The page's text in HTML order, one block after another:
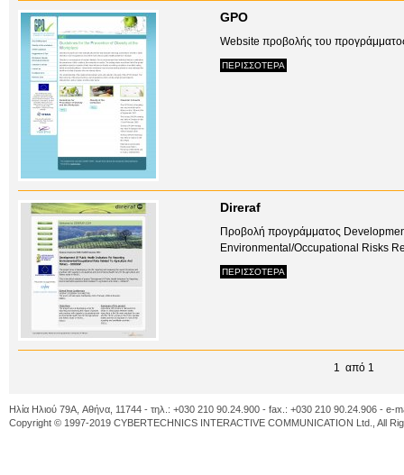
GPO
Website προβολής του
ΠΕΡΙΣΣΟΤΕΡΑ
Direraf
Προβολή προγράμματος
Environmental/Occupational Risks
ΠΕΡΙΣΣΟΤΕΡΑ
1 από 1
Ηλία Ηλιού 79A, Αθήνα, 11744 - τηλ.: +030 210 90.24.900 - fax.: +030 210 90.24.906 - e-
Copyright © 1997-2019 CYBERTECHNICS INTERACTIVE COMMUNICATION Ltd., All